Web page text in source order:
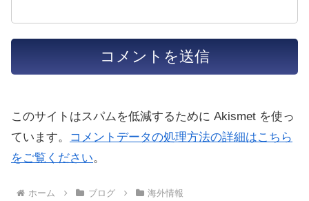
このサイトはスパムを低減するために Akismet を使っ
ています。
コメントデータの処理方法の詳細はこちら
をご覧ください。
ホーム ブログ 海外情報